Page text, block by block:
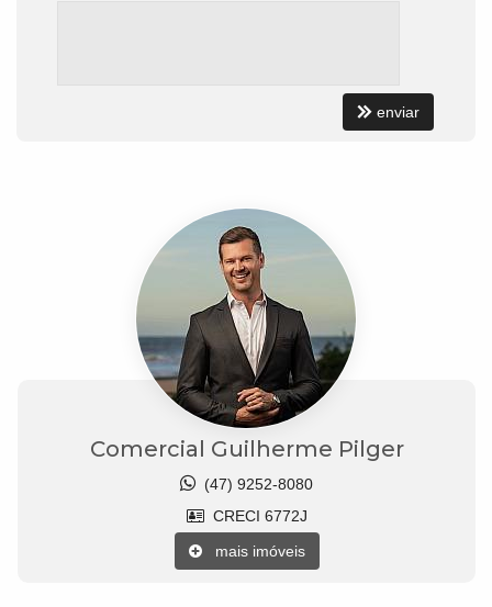
enviar
Comercial Guilherme Pilger
(47) 9252-8080
CRECI 6772J
mais imóveis